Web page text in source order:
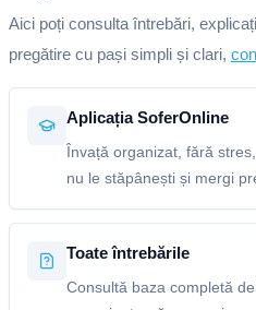
Aici poți consulta întrebări,
pregătire cu pași simpli și clari,
Aplicația SoferOnline
Învață organizat, fără
nu le stăpânești și mergi
Toate întrebările
Consultă baza completă